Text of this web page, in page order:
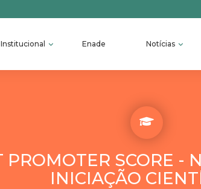
Institucional Enade Notícias
SCORE -
INICIAÇÃO